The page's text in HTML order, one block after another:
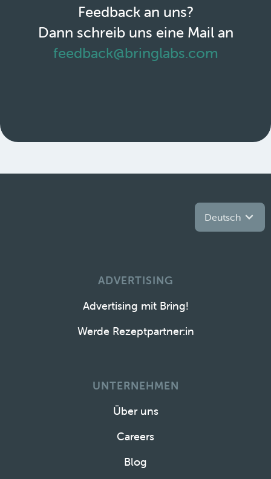
Feedback an uns?
Dann schreib uns eine Mail an
feedback@bringlabs.com
Deutsch
ADVERTISING
Advertising mit Bring!
Werde Rezeptpartner:in
UNTERNEHMEN
Über uns
Careers
Blog